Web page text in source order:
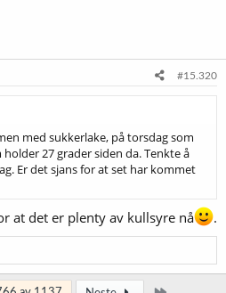
#15.320
med sukkerlake, på torsdag som
27 grader siden da. Tenkte å
Er det sjans for at set har kommet
at det er plenty av kullsyre nå .